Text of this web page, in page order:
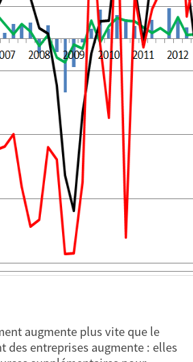
augmente plus vite que le
des entreprises augmente : elles